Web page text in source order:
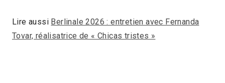
Lire aussi Berlinale 2026 : entretien avec Fernanda
Tovar, réalisatrice de « Chicas tristes »